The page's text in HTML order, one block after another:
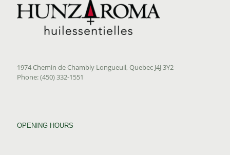
1974 Chemin de Chambly Longueuil, Quebec J4J 3Y2
Phone: (450) 332-1551
OPENING HOURS